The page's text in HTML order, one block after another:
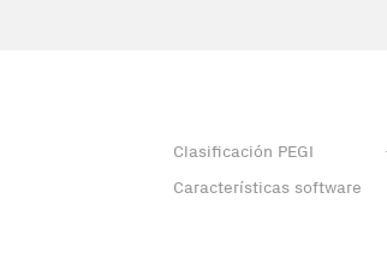
Clasificación PEGI
Características software